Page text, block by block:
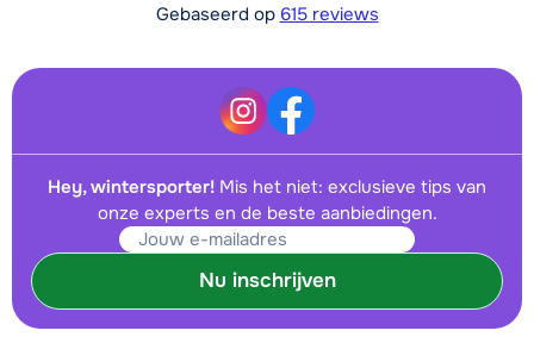
Gebaseerd op 615 reviews
Hey, wintersporter! Mis het niet: exclusieve tips van
onze experts en de beste aanbiedingen.
Nu inschrijven